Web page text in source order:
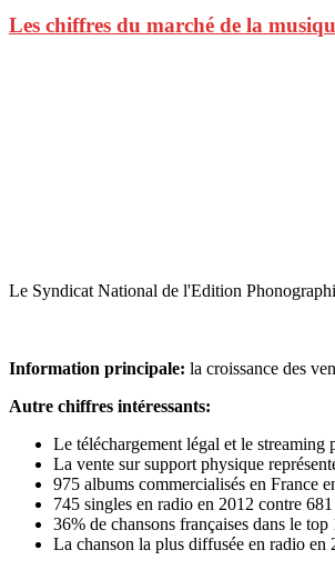
Les chiffres du marché de la
Le Syndicat National de l'Edition
Information principale: la croissance des
Autre chiffres intéressants:
Le téléchargement légal et le streaming
La vente sur support physique
975 albums commercialisés en France
745 singles en radio en 2012 contre 681
36% de chansons françaises dans le
La chanson la plus diffusée en radio